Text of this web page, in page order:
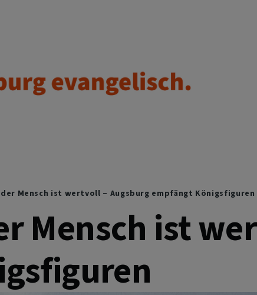
evangelisch.
Mensch ist wertvoll – Augsburg empfängt Königsfiguren
Mensch ist